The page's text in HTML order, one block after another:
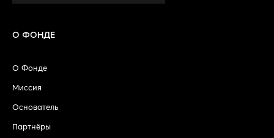
О ФОНДЕ
О Фонде
Миссия
Основатель
Партнёры